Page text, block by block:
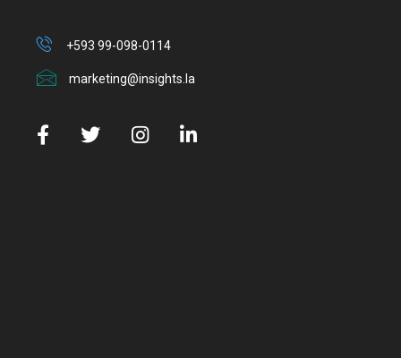
+593 99-098-0114
marketing@insights.la